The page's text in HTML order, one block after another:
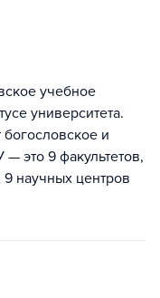
учебное
университета.
и
это 9 факультетов,
научных центров